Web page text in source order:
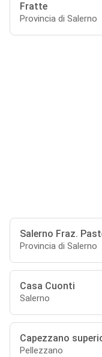
Fratte
Provincia di Salerno
Salerno Fraz.
Provincia di Salerno
Casa Cuonti
Salerno
Capezzano
Pellezzano